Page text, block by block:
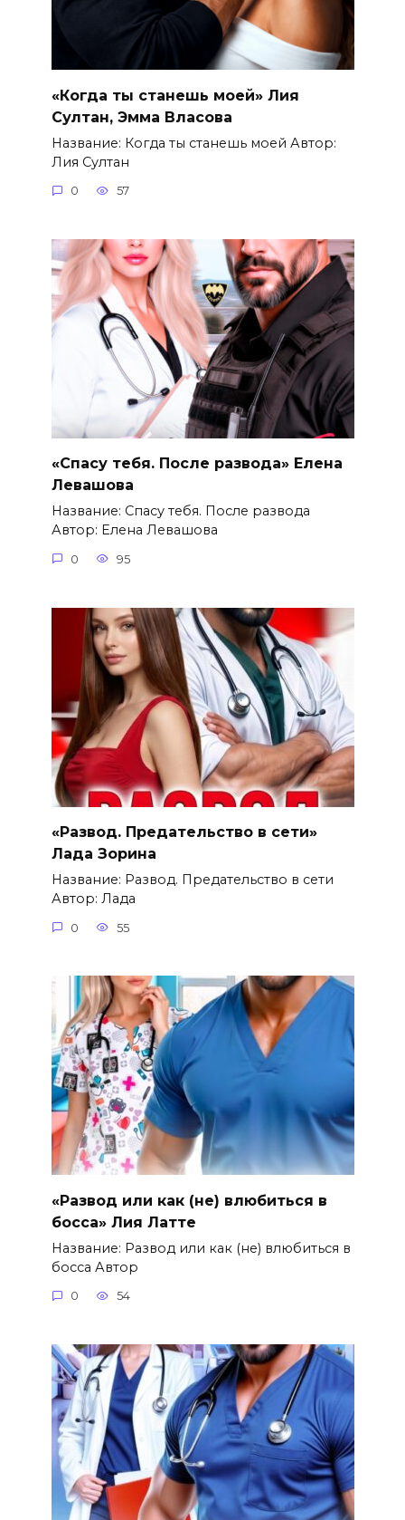
«Когда ты станешь моей» Лия
Султан, Эмма Власова
Название: Когда ты станешь моей Автор:
Лия Султан
0 57
«Спасу тебя. После развода» Елена
Левашова
Название: Спасу тебя. После развода
Автор: Елена Левашова
0 95
«Развод. Предательство в сети»
Лада Зорина
Название: Развод. Предательство в сети
Автор: Лада
0 55
«Развод или как (не) влюбиться в
босса» Лия Латте
Название: Развод или как (не) влюбиться в
босса Автор
0 54